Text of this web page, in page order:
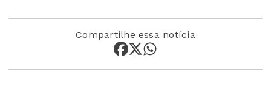
Compartilhe essa notícia